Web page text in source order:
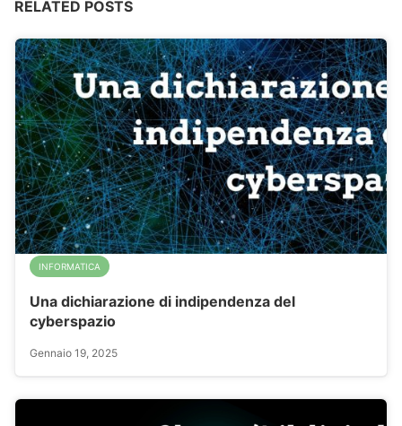
RELATED POSTS
INFORMATICA
Una dichiarazione di indipendenza del
cyberspazio
Gennaio 19, 2025